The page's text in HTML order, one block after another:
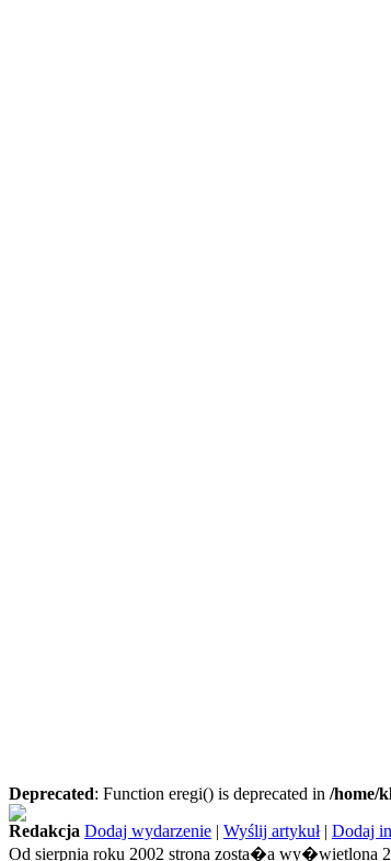
Deprecated: Function eregi() is deprecated in /home/
Redakcja Dodaj wydarzenie | Wyślij artykuł| Dodaj
Od sierpnia roku 2002 strona zosta�a wy�wietlona